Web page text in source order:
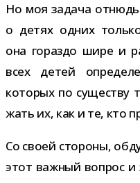
Но моя задача
о детях одних
она гораздо шире и
всех детей
кото­рых по суще­ству
жать их, как и те, кто
Со своей сто­роны,
этот важ­ный вопрос и